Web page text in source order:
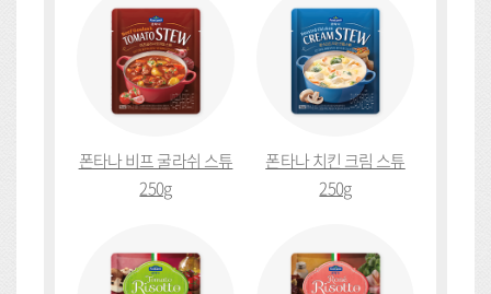
폰타나 비프 굴라쉬 스튜
250g
폰타나 치킨 크림 스튜
250g